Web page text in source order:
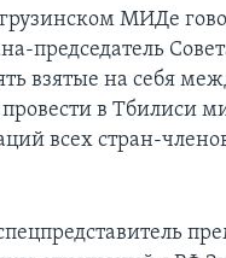
МИДе
председатель
взятые на себя
провести в Тбилиси
всех стран-